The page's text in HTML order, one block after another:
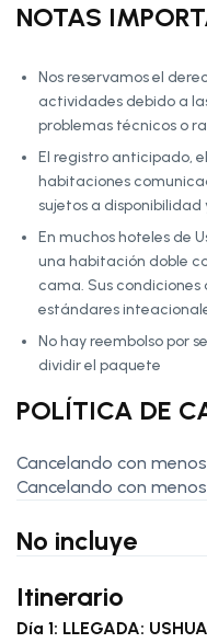
NOTAS
Nos reservamos el
actividades debido a
problemas técnicos o
El registro anticipado,
habitaciones
sujetos a
En muchos hoteles de
una habitación doble
cama. Sus condiciones
estándares
No hay reembolso por
dividir el paquete
POLÍTICA DE
Cancelando con menos
Cancelando con
No incluye
Itinerario
Día 1: LLEGADA: